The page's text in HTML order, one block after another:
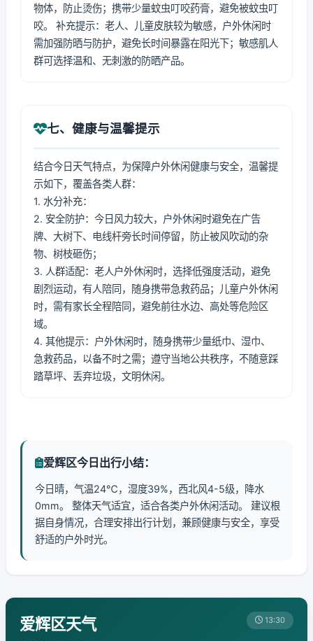
物体，防止烫伤；携带少量蚊虫叮咬药膏，避免被蚊虫叮
咬。 补充提示：老人、儿童皮肤较为敏感，户外休闲时
需加强防晒与防护，避免长时间暴露在阳光下；敏感肌人
群可选择温和、无刺激的防晒产品。
七、健康与温馨提示
结合今日天气特点，为保障户外休闲健康与安全，温馨提
示如下，覆盖各类人群：
1. 水分补充：
2. 安全防护：今日风力较大，户外休闲时避免在广告
牌、大树下、电线杆旁长时间停留，防止被风吹动的杂
物、树枝砸伤；
3. 人群适配：老人户外休闲时，选择低强度活动，避免
剧烈运动，有人陪同，随身携带急救药品；儿童户外休闲
时，需有家长全程陪同，避免前往水边、高处等危险区
域。
4. 其他提示：户外休闲时，随身携带少量纸巾、湿巾、
急救药品，以备不时之需；遵守当地公共秩序，不随意踩
踏草坪、丢弃垃圾，文明休闲。
爱辉区今日出行小结：
今日晴，气温24℃，湿度39%，西北风4-5级，降水
0mm。 整体天气适宜，适合各类户外休闲活动。 建议根
据自身情况，合理安排出行计划，兼顾健康与安全，享受
舒适的户外时光。
爱辉区天气 13:30